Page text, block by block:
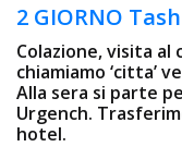
2 GIORNO
Colazione, visita
chiamiamo ‘citta’
Alla sera si parte
Urgench.
hotel.